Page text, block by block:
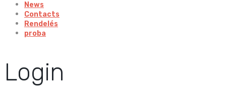
News
Contacts
Rendelés
proba
Login